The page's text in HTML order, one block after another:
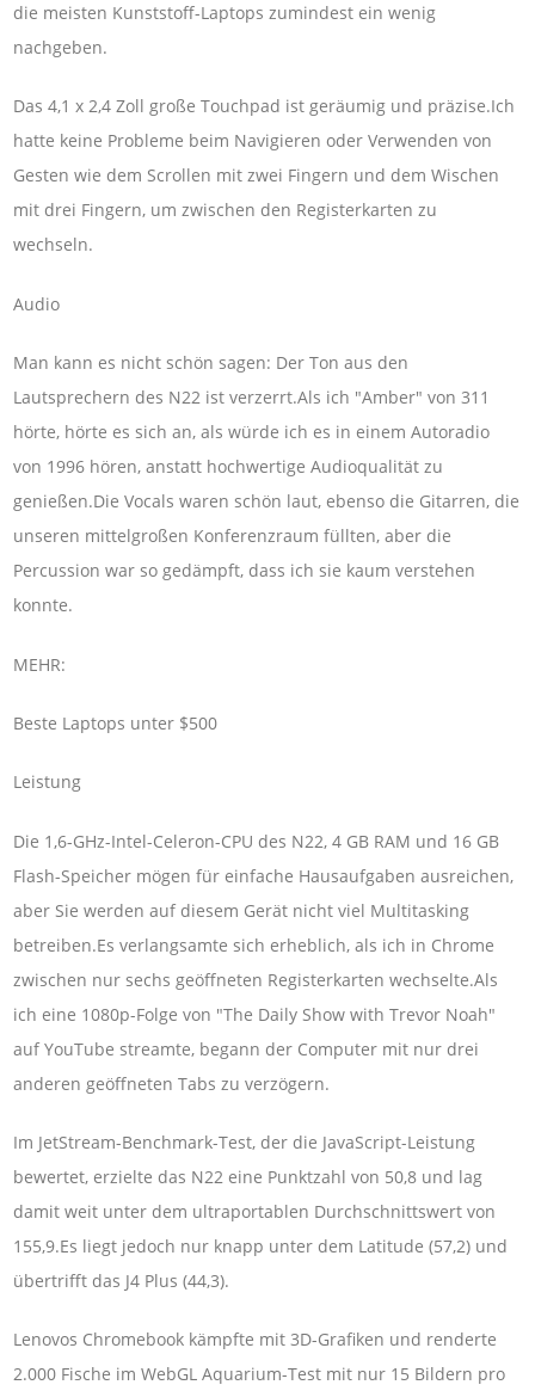
die meisten Kunststoff-Laptops zumindest ein wenig
nachgeben.
Das 4,1 x 2,4 Zoll große Touchpad ist geräumig und präzise.Ich
hatte keine Probleme beim Navigieren oder Verwenden von
Gesten wie dem Scrollen mit zwei Fingern und dem Wischen
mit drei Fingern, um zwischen den Registerkarten zu
wechseln.
Audio
Man kann es nicht schön sagen: Der Ton aus den
Lautsprechern des N22 ist verzerrt.Als ich "Amber" von 311
hörte, hörte es sich an, als würde ich es in einem Autoradio
von 1996 hören, anstatt hochwertige Audioqualität zu
genießen.Die Vocals waren schön laut, ebenso die Gitarren, die
unseren mittelgroßen Konferenzraum füllten, aber die
Percussion war so gedämpft, dass ich sie kaum verstehen
konnte.
MEHR:
Beste Laptops unter $500
Leistung
Die 1,6-GHz-Intel-Celeron-CPU des N22, 4 GB RAM und 16 GB
Flash-Speicher mögen für einfache Hausaufgaben ausreichen,
aber Sie werden auf diesem Gerät nicht viel Multitasking
betreiben.Es verlangsamte sich erheblich, als ich in Chrome
zwischen nur sechs geöffneten Registerkarten wechselte.Als
ich eine 1080p-Folge von "The Daily Show with Trevor Noah"
auf YouTube streamte, begann der Computer mit nur drei
anderen geöffneten Tabs zu verzögern.
Im JetStream-Benchmark-Test, der die JavaScript-Leistung
bewertet, erzielte das N22 eine Punktzahl von 50,8 und lag
damit weit unter dem ultraportablen Durchschnittswert von
155,9.Es liegt jedoch nur knapp unter dem Latitude (57,2) und
übertrifft das J4 Plus (44,3).
Lenovos Chromebook kämpfte mit 3D-Grafiken und renderte
2.000 Fische im WebGL Aquarium-Test mit nur 15 Bildern pro